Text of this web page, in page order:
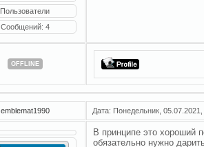
Пользователи
Сообщений: 4
OFFLINE
emblemat1990 Дата: Понедельник,
В принципе это хороший
обязательно нужно